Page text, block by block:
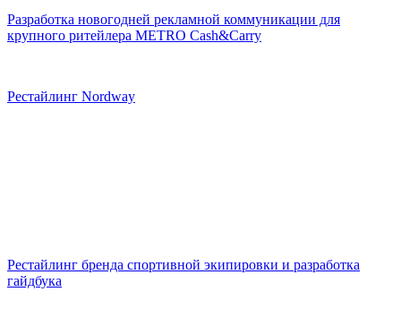
Разработка новогодней рекламной коммуникации для
крупного ритейлера METRO Cash&Carry
Рестайлинг Nordway
Рестайлинг бренда спортивной экипировки и разработка
гайдбука